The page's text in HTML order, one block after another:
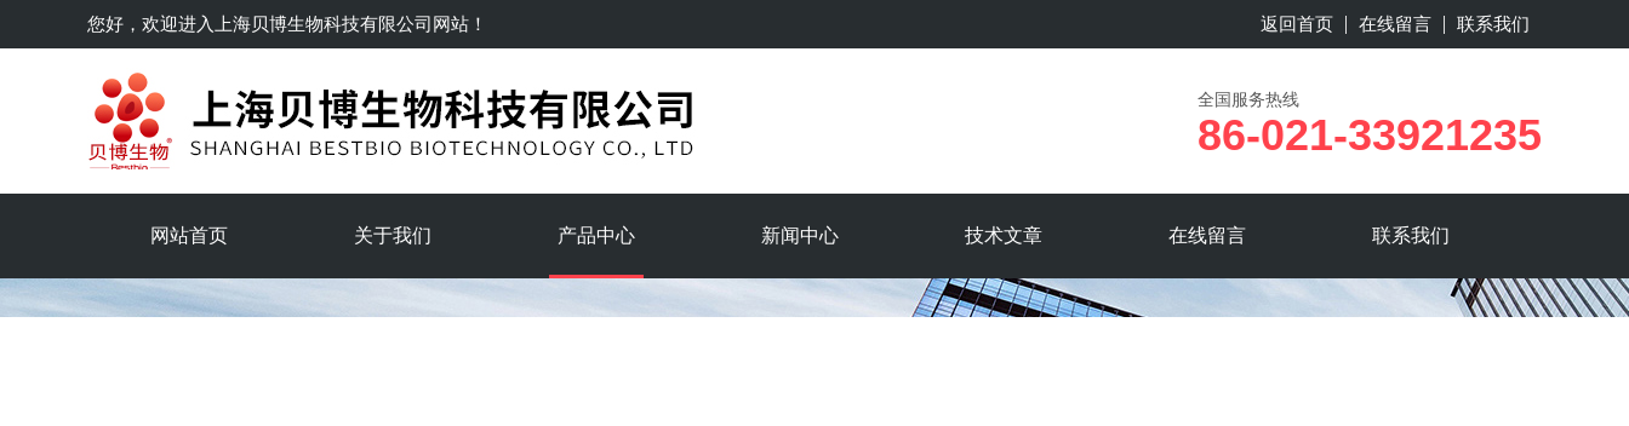
您好，欢迎进入 上海贝博生物科技有限公司网站！ 返回首页 在线留言 联系我们
全国服务热线
86-021-33921235
网站首页 关于我们 产品中心 新闻中心 技术文章 在线留言 联系我们